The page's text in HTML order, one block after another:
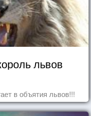
львов
в объятия львов!!!